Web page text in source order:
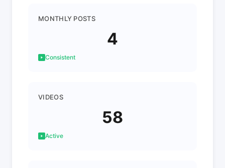
MONTHLY POSTS
4
Consistent
VIDEOS
58
Active